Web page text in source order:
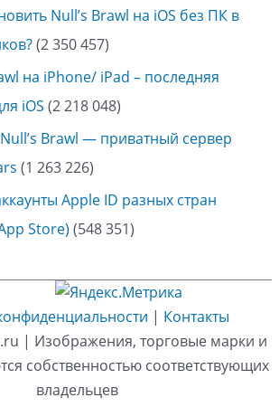
Null’s Brawl на iOS без ПК в
(2 350 457)
на iPhone/ iPad – последняя
iOS (2 218 048)
Brawl — приватный сервер
(1 263 226)
Apple ID разных стран
Store) (548 351)
| Контакты
| Изображения, торговые марки и
собственностью соответствующих
владельцев